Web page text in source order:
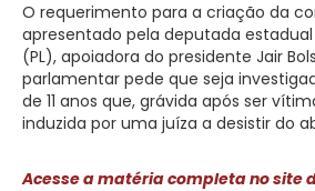
O requerimento para a criação da
apresentado pela deputada
(PL), apoiadora do presidente Jair
parlamentar pede que seja
de 11 anos que, grávida após ser
induzida por uma juíza a desistir do
Acesse a matéria completa no site